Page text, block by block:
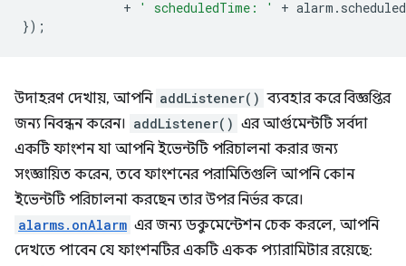
+
' scheduledTime: ' + alarm .
});
উদাহরণ দেখায়, আপনি addListener() ব্যবহার করে বিজ্ঞপ্তির
জন্য নিবন্ধন করেন। addListener() এর আর্গুমেন্টটি সর্বদা
একটি ফাংশন যা আপনি ইভেন্টটি পরিচালনা করার জন্য
সংজ্ঞায়িত করেন, তবে ফাংশনের পরামিতিগুলি আপনি কোন
ইভেন্টটি পরিচালনা করছেন তার উপর নির্ভর করে।
alarms.onAlarm এর জন্য ডকুমেন্টেশন চেক করলে, আপনি
দেখতে পাবেন যে ফাংশনটির একটি একক প্যারামিটার রয়েছে: